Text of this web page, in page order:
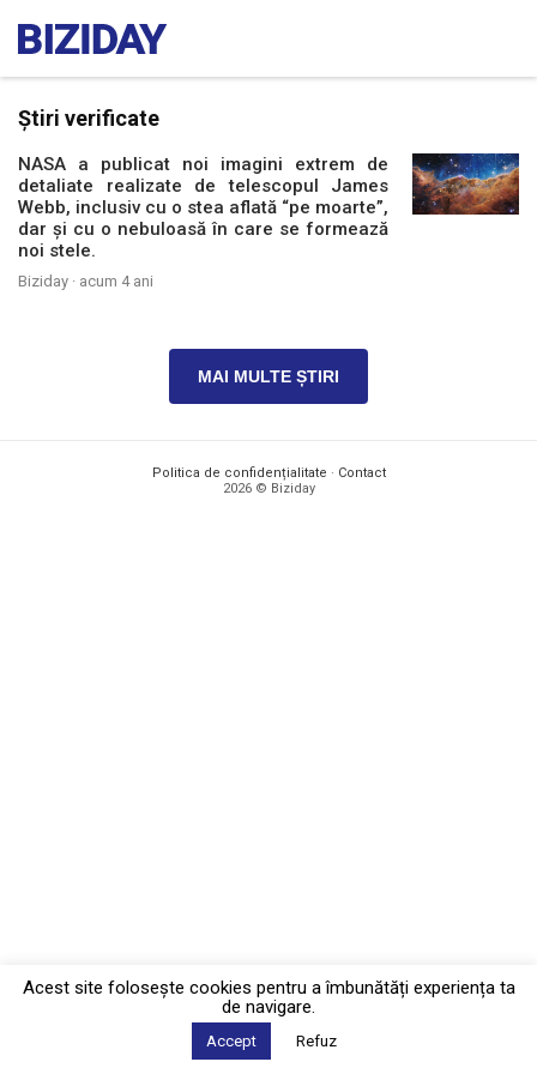
Știri verificate
NASA a publicat noi imagini extrem de
detaliate realizate de telescopul James
Webb, inclusiv cu o stea aflată “pe moarte”,
dar și cu o nebuloasă în care se formează
noi stele.
Biziday · acum 4 ani
MAI MULTE ȘTIRI
Politica de confidențialitate · Contact
2026 © Biziday
Acest site foloseşte cookies pentru a îmbunătăți experiența ta
de navigare.
Accept Refuz